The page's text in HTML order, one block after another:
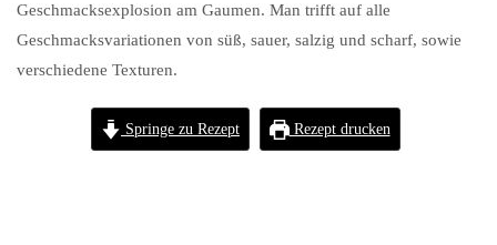
Geschmacksexplosion am Gaumen. Man trifft auf alle
Geschmacksvariationen von süß, sauer, salzig und scharf, sowie
verschiedene Texturen.
Springe zu Rezept Rezept drucken